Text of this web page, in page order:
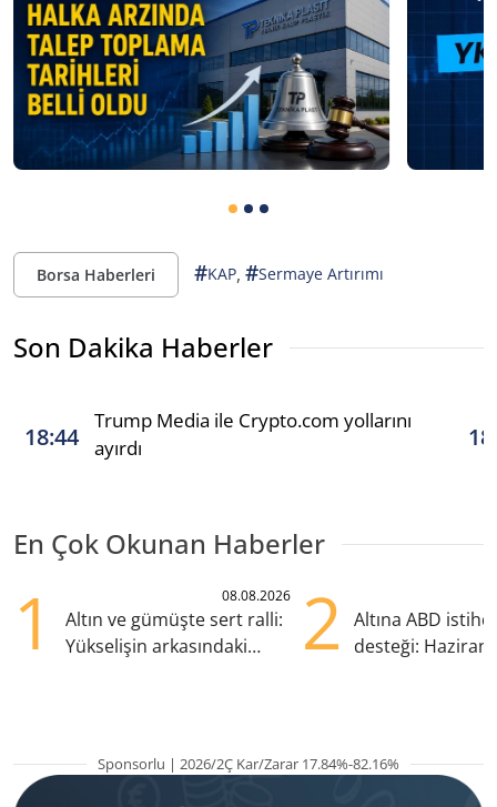
Borsa Haberleri #KAP, #Sermaye Artırımı
Son Dakika Haberler
18:44
Trump Media ile Crypto.com yollarını
ayırdı
En Çok Okunan Haberler
1 08.08.2026
Altın ve gümüşte sert ralli:
Yükselişin arkasındaki
2
Altına ABD
desteği:
Sponsorlu | 2026/2Ç Kar/Zarar 17.84%-82.16%